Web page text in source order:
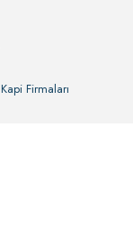
Kapi Firmaları